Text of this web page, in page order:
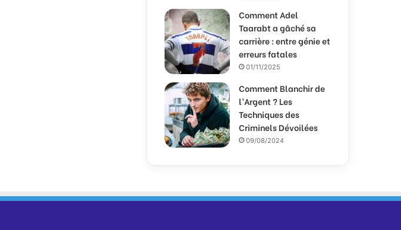
Comment Adel
Taarabt a gâché sa
carrière : entre génie et
erreurs fatales
01/11/2025
Comment Blanchir de
l’Argent ? Les
Techniques des
Criminels Dévoilées
09/08/2024